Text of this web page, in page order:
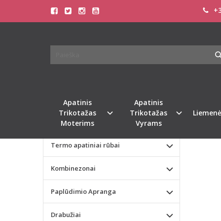
Apatinis
Trikotažas
Moterims
Apatinis
Trikotažas
Vyrams
Valentino dienos dovana
Liemenėlės
Termo apatiniai rūbai
Kombinezonai
Paplūdimio Apranga
Drabužiai